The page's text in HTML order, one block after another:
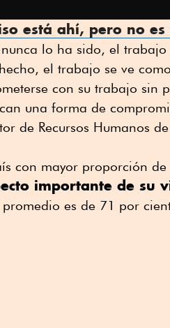
está ahí, pero no
lo ha sido, el
el trabajo se ve
con su trabajo sin
una forma de
de Recursos Humanos
con mayor proporción de
importante de su
es de 71 por